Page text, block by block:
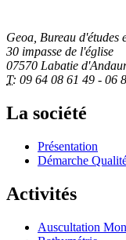
Geoa, Bureau d'études
30 impasse de l'église
07570 Labatie
T: 09 64 08 61 49 - 06
La société
Présentation
Démarche
Activités
Auscultation